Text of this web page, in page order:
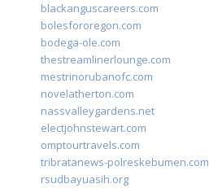
blackanguscareers.com
bolesfororegon.com
bodega-ole.com
thestreamlinerlounge.com
mestrinorubanofc.com
novelatherton.com
nassvalleygardens.net
electjohnstewart.com
omptourtravels.com
tribratanews-polreskebumen.com
rsudbayuasih.org